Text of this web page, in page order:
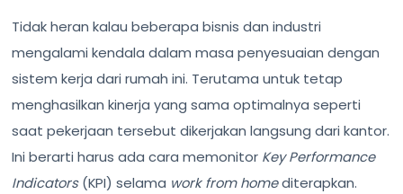
Tidak heran kalau beberapa bisnis dan industri
mengalami kendala dalam masa penyesuaian dengan
sistem kerja dari rumah ini. Terutama untuk tetap
menghasilkan kinerja yang sama optimalnya seperti
saat pekerjaan tersebut dikerjakan langsung dari kantor.
Ini berarti harus ada cara memonitor Key Performance
Indicators(KPI) selama work from homediterapkan.